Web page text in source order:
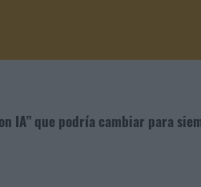
IA” que podría cambiar para